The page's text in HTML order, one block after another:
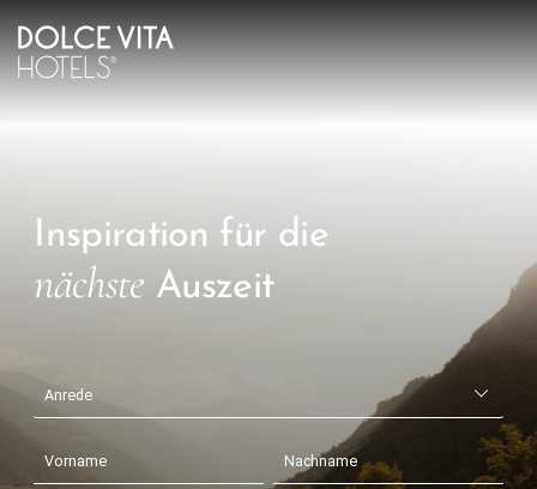
Inspiration für die
nächste Auszeit